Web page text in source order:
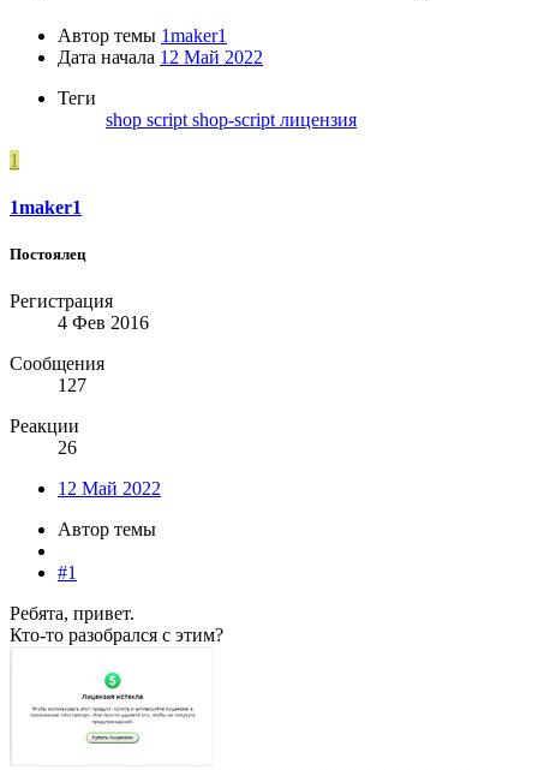
Автор темы 1maker1
Дата начала 12 Май 2022
Теги
shop script shop-script лицензия
1
1maker1
Постоялец
Регистрация
4 Фев 2016
Сообщения
127
Реакции
26
12 Май 2022
Автор темы
#1
Ребята, привет.
Кто-то разобрался с этим?